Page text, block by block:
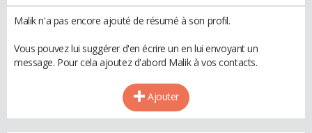
Malik n'a pas encore ajouté de résumé à son profil.
Vous pouvez lui suggérer d'en écrire un en lui envoyant un
message. Pour cela ajoutez d'abord Malik à vos contacts.
Ajouter